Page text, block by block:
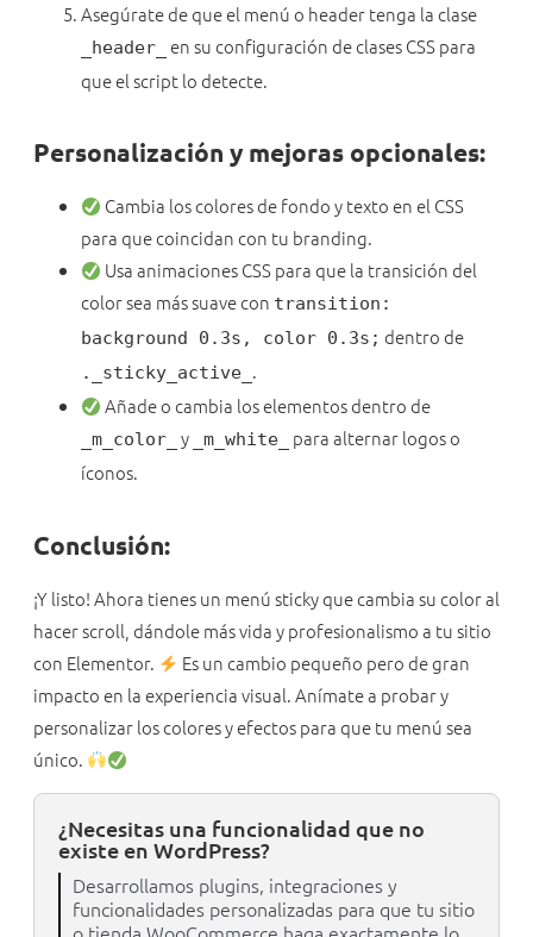
Asegúrate de que el menú o header tenga la clase
_header_
en su configuración de clases CSS para
que el script lo detecte.
Personalización y mejoras opcionales:
Cambia los colores de fondo y texto en el CSS
para que coincidan con tu branding.
Usa animaciones CSS para que la transición del
color sea más suave con transition:
background 0.3s, color 0.3s; dentro de
._sticky_active_ .
Añade o cambia los elementos dentro de
_m_color_ y _m_white_
para alternar logos o
íconos.
Conclusión:
¡Y listo! Ahora tienes un menú sticky que cambia su color al
hacer scroll, dándole más vida y profesionalismo a tu sitio
con Elementor.
Es un cambio pequeño pero de gran
impacto en la experiencia visual. Anímate a probar y
personalizar los colores y efectos para que tu menú sea
único.
¿Necesitas una funcionalidad que no
existe en WordPress?
Desarrollamos plugins, integraciones y
funcionalidades personalizadas para que tu sitio